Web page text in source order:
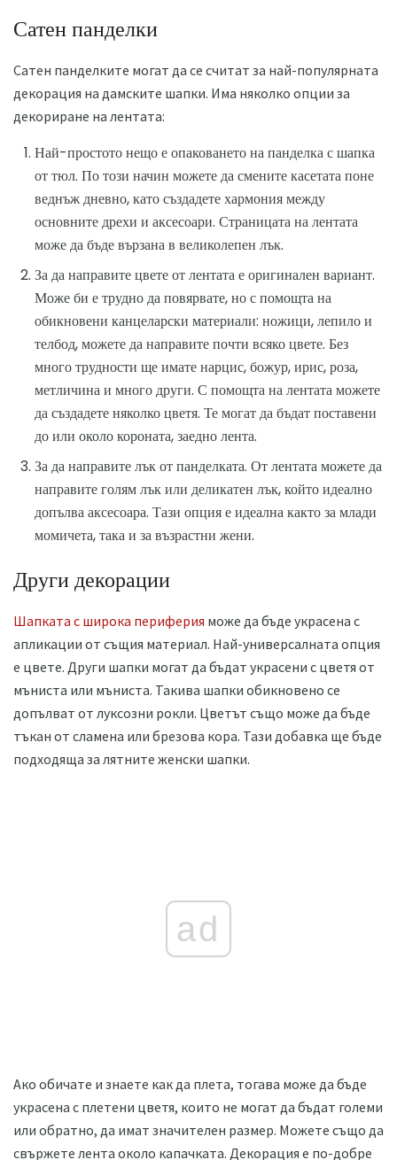
Сатен панделки
Сатен панделките могат да се считат за най-популярната
декорация на дамските шапки. Има няколко опции за
декориране на лентата:
Най-простото нещо е опаковането на панделка с шапка
от тюл. По този начин можете да смените касетата поне
веднъж дневно, като създадете хармония между
основните дрехи и аксесоари. Страницата на лентата
може да бъде вързана в великолепен лък.
За да направите цвете от лентата е оригинален вариант.
Може би е трудно да повярвате, но с помощта на
обикновени канцеларски материали: ножици, лепило и
телбод, можете да направите почти всяко цвете. Без
много трудности ще имате нарцис, божур, ирис, роза,
метличина и много други. С помощта на лентата можете
да създадете няколко цветя. Те могат да бъдат поставени
до или около короната, заедно лента.
За да направите лък от панделката. От лентата можете да
направите голям лък или деликатен лък, който идеално
допълва аксесоара. Тази опция е идеална както за млади
момичета, така и за възрастни жени.
Други декорации
Шапката с широка периферия може да бъде украсена с
апликации от същия материал. Най-универсалната опция
е цвете. Други шапки могат да бъдат украсени с цветя от
мъниста или мъниста. Такива шапки обикновено се
допълват от луксозни рокли. Цветът също може да бъде
тъкан от сламена или брезова кора. Тази добавка ще бъде
подходяща за лятните женски шапки.
ad
Ако обичате и знаете как да плета, тогава може да бъде
украсена с плетени цветя, които не могат да бъдат големи
или обратно, да имат значителен размер. Можете също да
свържете лента около капачката. Декорация е по-добре